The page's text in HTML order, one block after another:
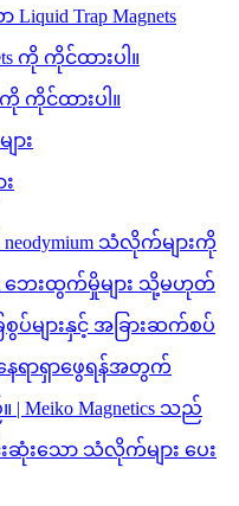
Liquid Trap Magnets
ကို ကိုင်ထားပါ။